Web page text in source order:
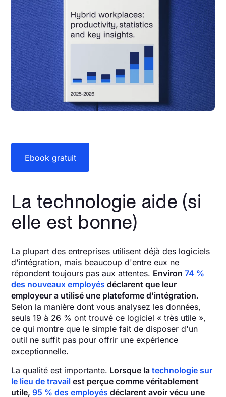
Ebook gratuit
La technologie aide (si
elle est bonne)
La plupart des entreprises utilisent déjà des logiciels
d'intégration, mais beaucoup d'entre eux ne
répondent toujours pas aux attentes. Environ74 %
des nouveaux employés déclarent que leur
employeur a utilisé une plateforme d'intégration.
Selon la manière dont vous analysez les données,
seuls 19 à 26 % ont trouvé ce logiciel « très utile »,
ce qui montre que le simple fait de disposer d'un
outil ne suffit pas pour offrir une expérience
exceptionnelle.
La qualité est importante. Lorsque latechnologie sur
le lieu de travail est perçue comme véritablement
utile,95 % des employés déclarent avoir vécu une